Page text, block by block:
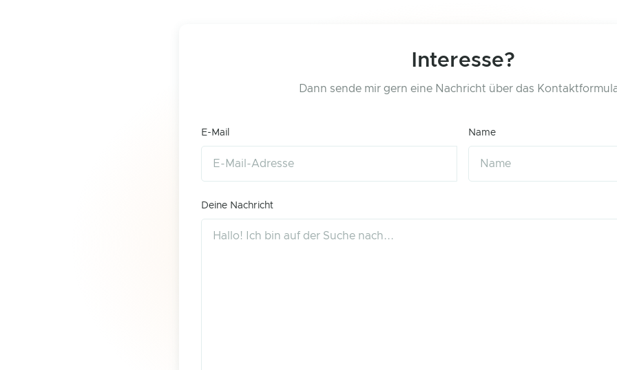
Interesse?
Dann sende mir gern eine Nachricht über das
E-Mail Name
Deine Nachricht